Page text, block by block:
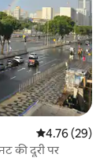
औसत रेटिंग 5 में
4.76 (29)
की दूरी पर